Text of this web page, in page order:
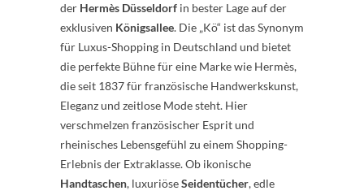
der Hermès Düsseldorf in bester Lage auf der
exklusiven Königsallee. Die „Kö“ ist das Synonym
für Luxus-Shopping in Deutschland und bietet
die perfekte Bühne für eine Marke wie Hermès,
die seit 1837 für französische Handwerkskunst,
Eleganz und zeitlose Mode steht. Hier
verschmelzen französischer Esprit und
rheinisches Lebensgefühl zu einem Shopping-
Erlebnis der Extraklasse. Ob ikonische
Handtaschen, luxuriöseSeidentücher, edle